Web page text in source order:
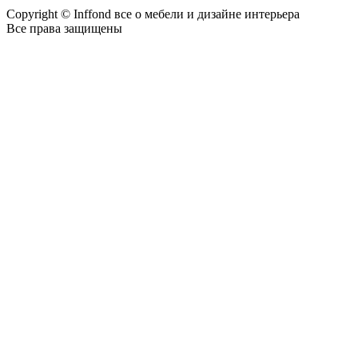
Copyright © Inffond все о мебели и дизайне интерьера
Все права защищены